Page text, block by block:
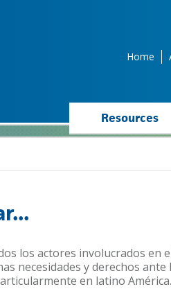
Home
Resources
los actores involucrados en
necesidades y derechos
en latino América.